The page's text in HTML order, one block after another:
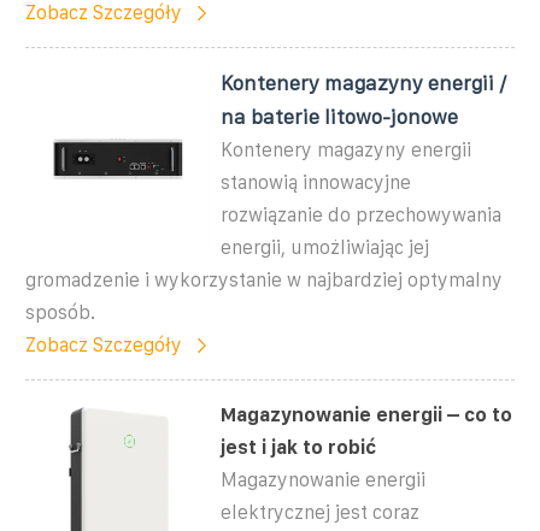
Zobacz Szczegóły
Kontenery magazyny energii /
na baterie litowo-jonowe
Kontenery magazyny energii
stanowią innowacyjne
rozwiązanie do przechowywania
energii, umożliwiając jej
gromadzenie i wykorzystanie w najbardziej optymalny
sposób.
Zobacz Szczegóły
Magazynowanie energii – co to
jest i jak to robić
Magazynowanie energii
elektrycznej jest coraz